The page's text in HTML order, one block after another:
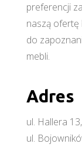
preferencji
naszą ofertę
do
mebli.
Adres
ul. Hallera
ul.